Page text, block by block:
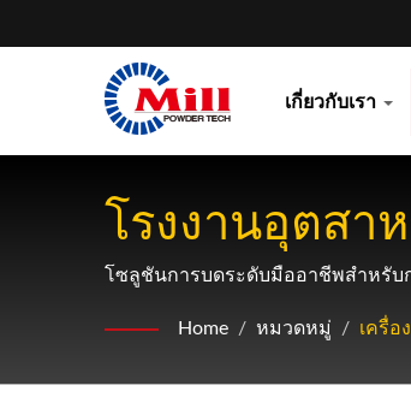
เกี่ยวกับเรา
โรงงานอุตสา
ประมวลผลอา
โซลูชันการบดระดับมืออาชีพสำหรับ
Home / หมวดหมู่ / เครื่อ